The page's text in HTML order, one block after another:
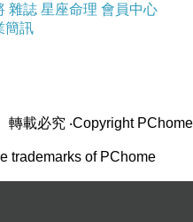
他PO文下標「美國的
表示「這點事情就算
的「治療之神」狄安
、手拿型似十字架的
字領」，露出香肩的
神」狄安克特，除了
成「發光球體」外，
」改成神似「嫦娥奔
雜誌 星座命理 會員中心
簡訊
轉載必究 ‧Copyright PChome
trademarks of PChome